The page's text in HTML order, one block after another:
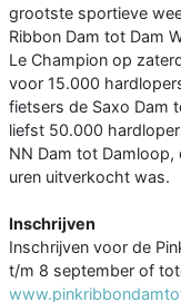
grootste sportieve
Ribbon Dam tot Dam
Le Champion op
voor 15.000
fietsers de Saxo Dam
liefst 50.000
NN Dam tot Damloop,
uren uitverkocht was.
Inschrijven
Inschrijven voor de
t/m 8 september of